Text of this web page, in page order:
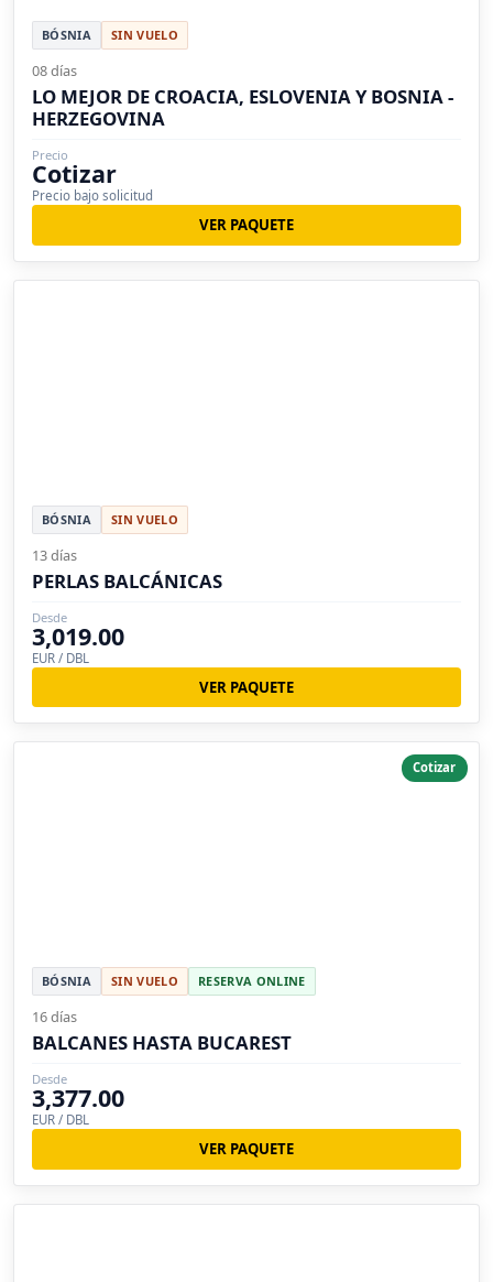
BÓSNIA SIN VUELO
08 días
LO MEJOR DE CROACIA, ESLOVENIA Y BOSNIA -
HERZEGOVINA
Precio
Cotizar
Precio bajo solicitud
VER PAQUETE
BÓSNIA SIN VUELO
13 días
PERLAS BALCÁNICAS
Desde
3,019.00
EUR / DBL
VER PAQUETE
Cotizar
BÓSNIA SIN VUELO RESERVA ONLINE
16 días
BALCANES HASTA BUCAREST
Desde
3,377.00
EUR / DBL
VER PAQUETE